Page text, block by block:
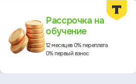
Рассрочка на
обучение
12 месяцев 0% переплата
0% первый взнос